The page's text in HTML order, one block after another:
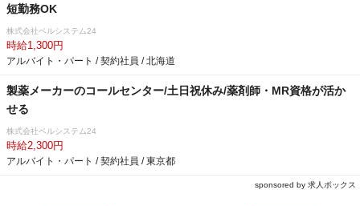
短勤務OK
株式会社ベルシステム24
時給1,300円
アルバイト・パート / 契約社員 / 北海道
製薬メーカーのコールセンター/土日祝休み/薬剤師・MR資格が活か
せる
株式会社ベルシステム24
時給2,300円
アルバイト・パート / 契約社員 / 東京都
sponsored by 求人ボックス